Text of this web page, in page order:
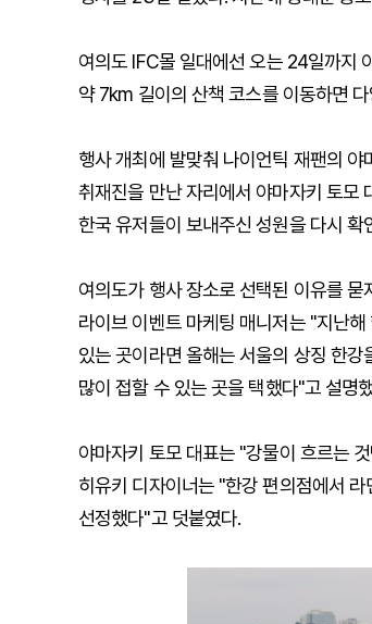
여의도 IFC몰 일대에선 오는 24일까지
약 7km 길이의 산책 코스를 이동하면
행사 개최에 발맞춰 나이언틱 재팬의
취재진을 만난 자리에서 야마자키 토모
한국 유저들이 보내주신 성원을 다시 확
여의도가 행사 장소로 선택된 이유를
라이브 이벤트 마케팅 매니저는 "지난
있는 곳이라면 올해는 서울의 상징 한
많이 접할 수 있는 곳을 택했다"고 설명
야마자키 토모 대표는 "강물이 흐르는
히유키 디자이너는 "한강 편의점에서
선정했다"고 덧붙였다.